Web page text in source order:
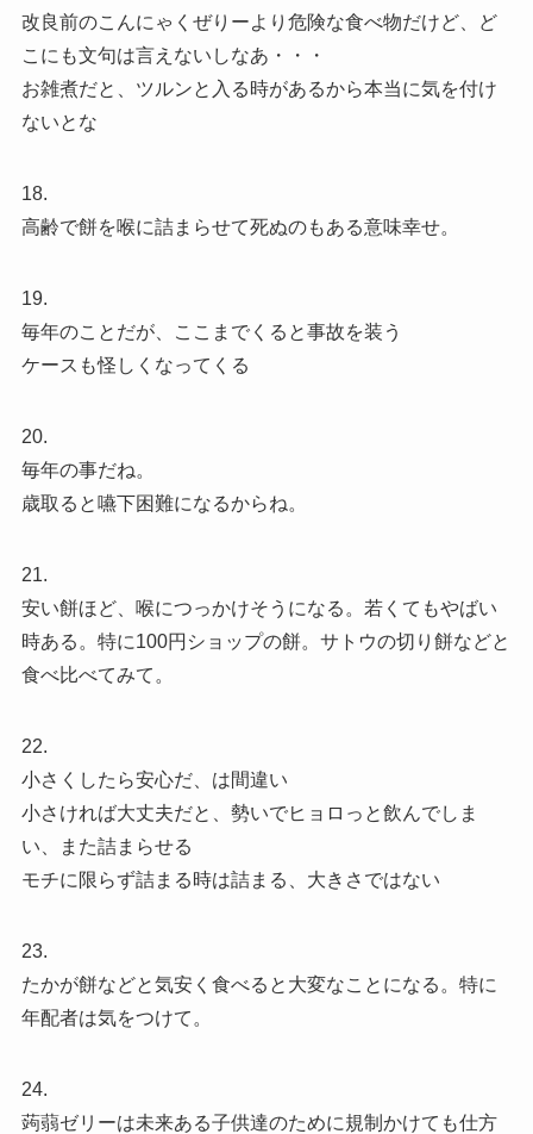
改良前のこんにゃくぜりーより危険な食べ物だけど、ど
こにも文句は言えないしなあ・・・
お雑煮だと、ツルンと入る時があるから本当に気を付け
ないとな
18.
高齢で餅を喉に詰まらせて死ぬのもある意味幸せ。
19.
毎年のことだが、ここまでくると事故を装う
ケースも怪しくなってくる
20.
毎年の事だね。
歳取ると嚥下困難になるからね。
21.
安い餅ほど、喉につっかけそうになる。若くてもやばい
時ある。特に100円ショップの餅。サトウの切り餅などと
食べ比べてみて。
22.
小さくしたら安心だ、は間違い
小さければ大丈夫だと、勢いでヒョロっと飲んでしま
い、また詰まらせる
モチに限らず詰まる時は詰まる、大きさではない
23.
たかが餅などと気安く食べると大変なことになる。特に
年配者は気をつけて。
24.
蒟蒻ゼリーは未来ある子供達のために規制かけても仕方